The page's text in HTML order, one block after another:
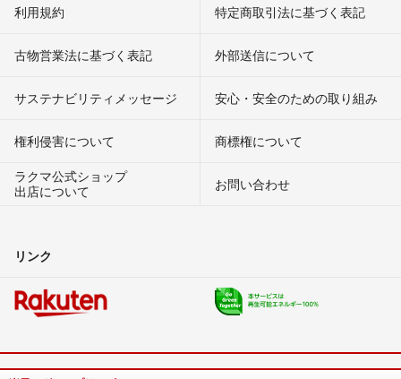
利用規約 特定商取引法に基づく表記
古物営業法に基づく表記 外部送信について
サステナビリティメッセージ 安心・安全のための取り組み
権利侵害について
商標権について
ラクマ公式ショップ
出店について
お問い合わせ
リンク